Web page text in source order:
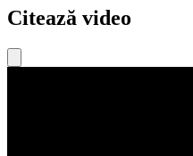
Citează video